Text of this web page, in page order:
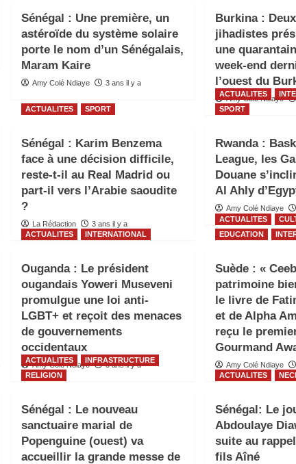
Sénégal : Une première, un
astéroïde du système solaire
porte le nom d’un Sénégalais,
Maram Kaire
Amy Colé Ndiaye 3 ans il y a
Burkina :
jihadistes
une
week-end
l’ouest du
Amy Colé Ndiaye
ACTUALITES SPORT
Sénégal : Karim Benzema
face à une décision difficile,
reste-t-il au Real Madrid ou
part-il vers l’Arabie saoudite
?
La Rédaction 3 ans il y a
ACTUALITES
SPORT
Rwanda :
League, les
Douane
Al Ahly
Amy Colé Ndiaye
ACTUALITES INTERNATIONAL
Ouganda : Le président
ougandais Yoweri Museveni
promulgue une loi anti-
LGBT+ et reçoit des menaces
de gouvernements
occidentaux
Amy Colé Ndiaye 3 ans il y a
ACTUALITES
EDUCATION
Suède : «
patrimoine
le livre de
et de Alpha
reçu le
Gourmand
Amy Colé Ndiaye
ACTUALITES
INFRASTRUCTURE
RELIGION
Sénégal : Le nouveau
sanctuaire marial de
Popenguine (ouest) va
accueillir la grande messe de
ACTUALITES
Sénégal: Le
Abdoulaye
suite au
fils Aîné